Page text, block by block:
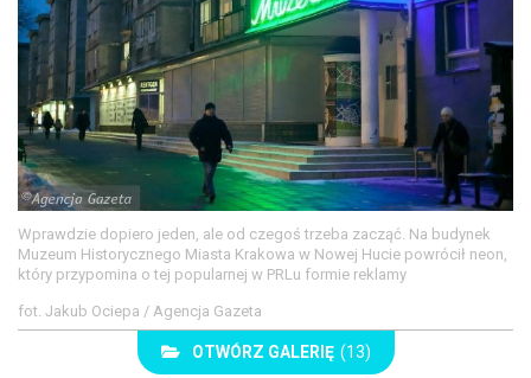
Wprawdzie dopiero jeden, ale od czegoś trzeba zacząć. Na budynek
Muzeum Historycznego Miasta Krakowa w Nowej Hucie powrócił neon,
który przypomina o tej popularnej w PRLu formie reklamy
fot. Jakub Ociepa / Agencja Gazeta
OTWÓRZ GALERIĘ (13)